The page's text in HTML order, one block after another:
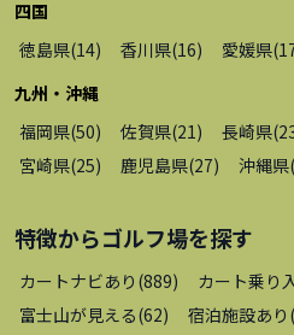
四国
徳島県(14) 香川県(16) 愛媛県(
九州・沖縄
福岡県(50) 佐賀県(21) 長崎県(
宮崎県(25) 鹿児島県(27) 沖縄県(
特徴からゴルフ場を探す
カートナビあり (889) カート乗り
富士山が見える(62) 宿泊施設あり (